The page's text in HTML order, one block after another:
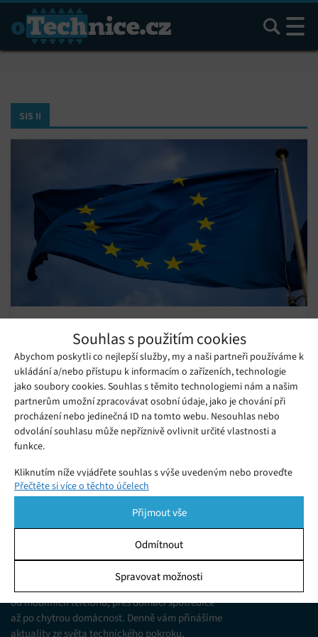
Souhlas s použitím cookies
Abychom poskytli co nejlepší služby, my a naši partneři používáme k
ukládání a/nebo přístupu k informacím o zařízeních, technologie
jako soubory cookies. Souhlas s těmito technologiemi nám a našim
partnerům umožní zpracovávat osobní údaje, jako je chování při
procházení nebo jedinečná ID na tomto webu. Nesouhlas nebo
odvolání souhlasu může nepříznivě ovlivnit určité vlastnosti a
funkce.
Kliknutím níže vyjádřete souhlas s výše uvedeným nebo proveďte
podrobnější rozhodnutí. Vaše volby budou použity pouze na tomto
pomocí přepínačů v Zásadách cookies nebo kliknutím na tlačítko
Spravovat souhlas ve spodní části obrazovky.
Ukládání a/nebo přístup k informacím v zařízení, Porozumění
publiku prostřednictvím statistik nebo kombinací údajů z
různých zdrojů.
Přečtěte si více o těchto účelech
Přijmout vše
Odmítnout
Spravovat možnosti
Hledat
SIS II
pro kontrolu hranic
Pondělí 30. 06. 2025 Samuel
Software používaný pohraničními bezpečnostními složkami
EU, známý jako Schengenský informační systém druhé
generace (SIS II), je podle nové zprávy agentury Bloomberg a
neziskové organizace Lighthouse Reports plný bezpečnostních
děr a zranitelný vůči kybernetickým útokům. SIS II, který
funguje od roku 2013, slouží k výměně informací mezi
členskými státy EU…
Jsme web zajímající se o technologické novinky
od mobilních telefonů, přes domácí spotřebiče
až po chytrou domácnost. Denně vám přinášíme
aktuality ze světa technického pokroku,